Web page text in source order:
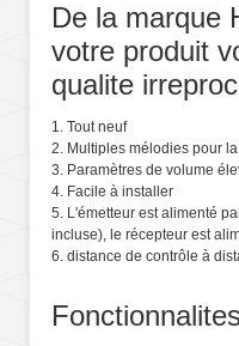
De la marque
votre produit
qualite
1. Tout neuf
2. Multiples mélodies pour
3. Paramètres de volume
4. Facile à installer
5. L'émetteur est alimenté
incluse), le récepteur est
6. distance de contrôle à
Fonctionnalites